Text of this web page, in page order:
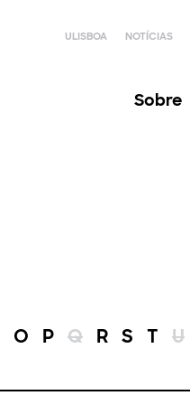
ULISBOA NOTÍCIAS
Sobre
O P Q R S T U